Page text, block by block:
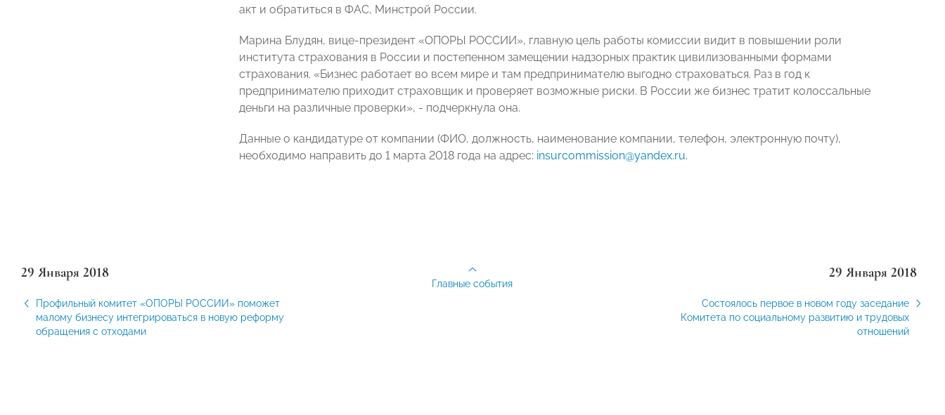
акт и обратиться в ФАС, Минстрой России.
Марина Блудян, вице-президент «ОПОРЫ РОССИИ», главную цель работы комиссии видит в повышении роли
института страхования в России и постепенном замещении надзорных практик цивилизованными формами
страхования. «Бизнес работает во всем мире и там предпринимателю выгодно страховаться. Раз в год к
предпринимателю приходит страховщик и проверяет возможные риски. В России же бизнес тратит колоссальные
деньги на различные проверки», - подчеркнула она.
Данные о кандидатуре от компании (ФИО, должность, наименование компании, телефон, электронную почту),
необходимо направить до 1 марта 2018 года на адрес: insurcommission@yandex.ru.
29 Января 2018
Профильный комитет «ОПОРЫ РОССИИ» поможет
малому бизнесу интегрироваться в новую реформу
обращения с отходами
29 Января 2018
Cостоялось первое в новом году заседание
Комитета по социальному развитию и трудовых
отношений
Главные события